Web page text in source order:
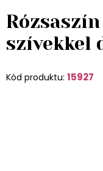
szívekkel
Kód produktu: 15927